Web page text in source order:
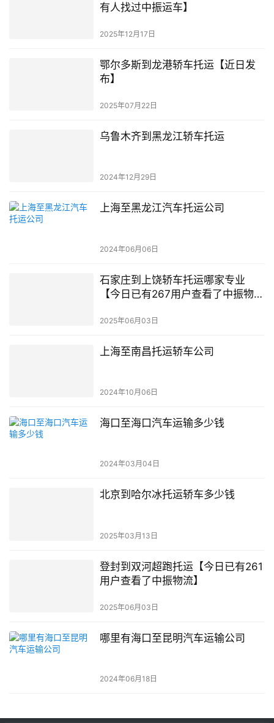
有人找过中振运车】
2025年12月17日
鄂尔多斯到龙港轿车托运【近日发
布】
2025年07月22日
乌鲁木齐到黑龙江轿车托运
2024年12月29日
上海至黑龙江汽车托运公司
2024年06月06日
石家庄到上饶轿车托运哪家专业
【今日已有267用户查看了中振物
2025年06月03日
上海至南昌托运轿车公司
2024年10月06日
海口至海口汽车运输多少钱
2024年03月04日
北京到哈尔冰托运轿车多少钱
2025年03月13日
登封到双河超跑托运【今日已有261
用户查看了中振物流】
2025年06月03日
哪里有海口至昆明汽车运输公司
2024年06月18日